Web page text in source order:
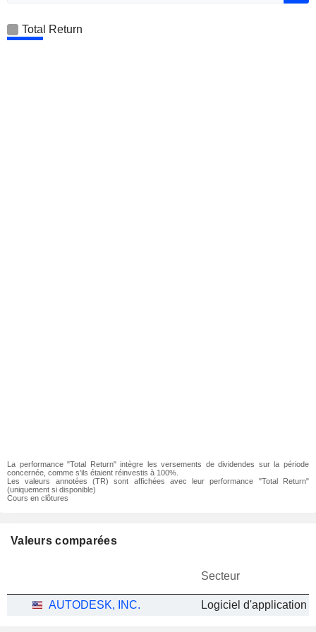
Total Return
La performance "Total Return" intègre les versements de dividendes sur la période
concernée, comme s'ils étaient réinvestis à 100%.
Les valeurs annotées (TR) sont affichées avec leur performance "Total Return"
(uniquement si disponible)
Cours en clôtures
Valeurs comparées
Secteur
AUTODESK, INC. Logiciel d'application